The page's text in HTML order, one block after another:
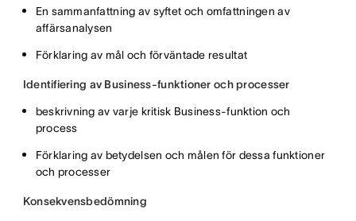
En sammanfattning av syftet och omfattningen av
affärsanalysen
Förklaring av mål och förväntade resultat
Identifiering av Business-funktioner och processer
beskrivning av varje kritisk Business-funktion och
process
Förklaring av betydelsen och målen för dessa funktioner
och processer
Konsekvensbedömning